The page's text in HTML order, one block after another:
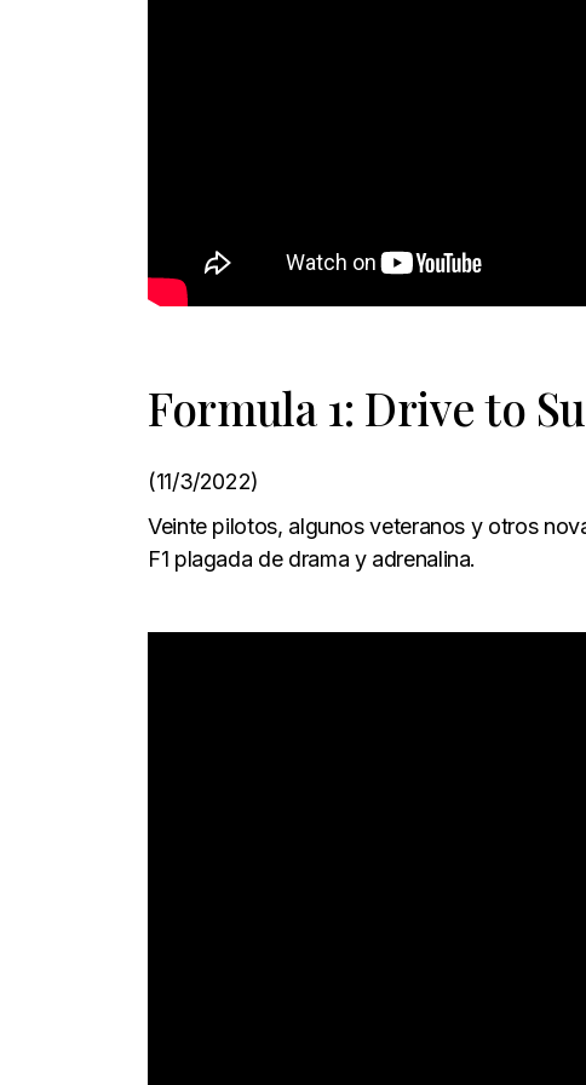
Formula 1: Drive to
(11/3/2022)
Veinte pilotos, algunos veteranos y otros
F1 plagada de drama y adrenalina.